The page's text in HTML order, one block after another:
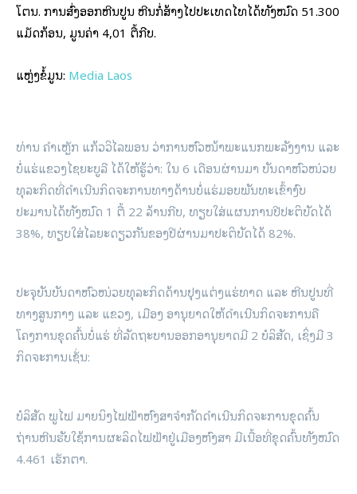
ໂຕນ. ການສົ່ງອອກຫີນປູນ ຫີນກໍ່ສ້າງໄປປະເທດໄທໄດ້ທັງໝົດ 51.300
ແມັດກ້ອນ, ມູນຄ່າ 4,01 ຕື້ກີບ.
ແຫຼ່ງຂໍ້ມູນ: Media Laos
ທ່ານ ຄໍາເຫຼັກ ແກ້ວວິໄລພອນ ວ່າການຫົວໜ້າພະແນກພະລັງງານ ແລະ
ບໍ່ແຮ່ແຂວງໄຊຍະບູລີ ໄດ້ໃຫ້ຮູ້ວ່າ: ໃນ 6 ເດືອນຜ່ານມາ ບັນດາຫົວໜ່ວຍ
ທຸລະກິດທີ່ດຳເນີນກິດຈະການທາງດ້ານບໍ່ແຮ່ມອບພັນທະເຂົ້າງົບ
ປະມານໄດ້ທັງໝົດ 1 ຕື້ 22 ລ້ານກີບ, ທຽບໃສ່ແຜນການປີປະຕິບັດໄດ້
38%, ທຽບໃສ່ໄລຍະດຽວກັນຂອງປີຜ່ານມາປະຕິບັດໄດ້ 82%.
ປະຈຸບັນບັນດາຫົວໜ່ວຍທຸລະກິດດ້ານປຸງແຕ່ງແຮ່ທາດ ແລະ ຫີນປູນທີ່
ທາງສູນກາງ ແລະ ແຂວງ, ເມືອງ ອານຸຍາດໃຫ້ດຳເນີນກິດຈະການຄື
ໂຄງການຂຸດຄົ້ນບໍ່ແຮ່ ທີ່ລັດຖະບານອອກອານຸຍາດມີ 2 ບໍລິສັດ, ເຊິ່ງມີ 3
ກິດຈະການເຊັ່ນ:
ບໍລິສັດ ພູໄຟ ມາຍນິງໄຟຟ້າຫົງສາຈໍາກັດດຳເນີນກິດຈະການຂຸດຄົ້ນ
ຖ່ານຫີນຮັບໃຊ້ການຜະລິດໄຟຟ້າຢູ່ເມືອງຫົງສາ ມີເນື້ອທີ່ຂຸດຄົ້ນທັງໝົດ
4.461 ເຮັກຕາ.